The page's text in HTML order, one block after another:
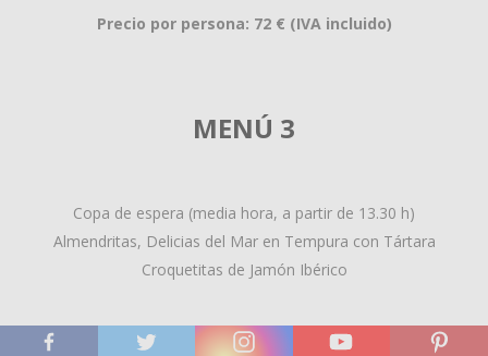
Precio por persona: 72 € (IVA incluido)
MENÚ 3
Copa de espera (media hora, a partir de 13.30 h)
Almendritas, Delicias del Mar en Tempura con Tártara
Croquetitas de Jamón Ibérico